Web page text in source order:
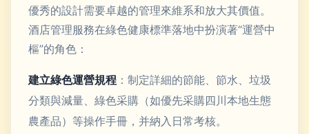
優秀的設計需要卓越的管理來維系和放大其價值。
酒店管理服務在綠色健康標準落地中扮演著“運營中
樞”的角色：
建立綠色運營規程 ：制定詳細的節能、節水、垃圾
分類與減量、綠色采購（如優先采購四川本地生態
農產品）等操作手冊，并納入日常考核。